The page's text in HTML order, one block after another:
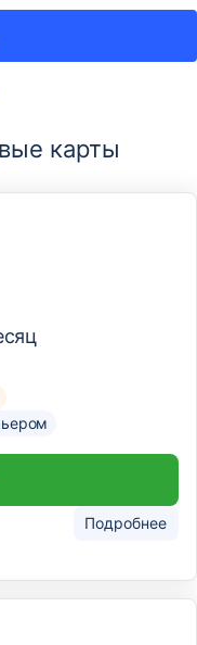
карты
Подробнее